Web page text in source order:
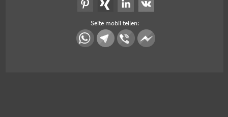
Seite mobil teilen: